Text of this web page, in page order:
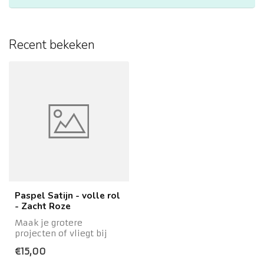
Recent bekeken
Paspel Satijn - volle rol
- Zacht Roze
Maak je grotere
projecten of vliegt bij
1 metertje gewo...
€15,00